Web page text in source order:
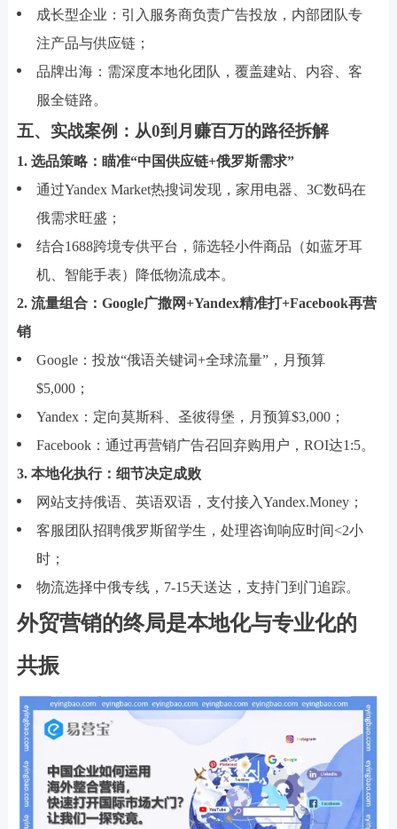
成长型企业：引入服务商负责广告投放，内部团队专
注产品与供应链；
品牌出海：需深度本地化团队，覆盖建站、内容、客
服全链路。
五、实战案例：从0到月赚百万的路径拆解
1. 选品策略：瞄准“中国供应链+俄罗斯需求”
通过Yandex Market热搜词发现，家用电器、3C数码在
俄需求旺盛；
结合1688跨境专供平台，筛选轻小件商品（如蓝牙耳
机、智能手表）降低物流成本。
2. 流量组合：Google广撒网+Yandex精准打+Facebook再营
销
Google：投放“俄语关键词+全球流量”，月预算
$5,000；
Yandex：定向莫斯科、圣彼得堡，月预算$3,000；
Facebook：通过再营销广告召回弃购用户，ROI达1:5。
3. 本地化执行：细节决定成败
网站支持俄语、英语双语，支付接入Yandex.Money；
客服团队招聘俄罗斯留学生，处理咨询响应时间<2小
时；
物流选择中俄专线，7-15天送达，支持门到门追踪。
外贸营销的终局是本地化与专业化的
共振